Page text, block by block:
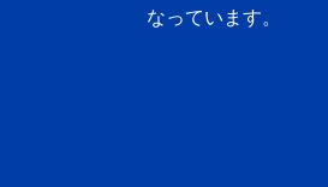
なっています。